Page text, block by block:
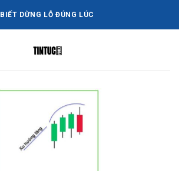
BIẾT DỪNG LỖ ĐÚNG LÚC